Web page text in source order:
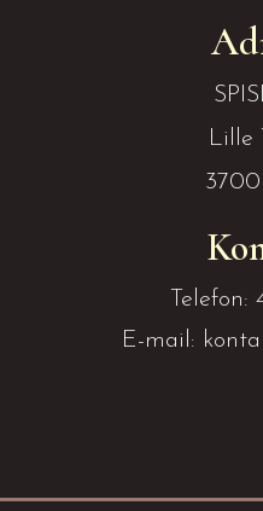
Lille
3700
Telefon:
E-mail: